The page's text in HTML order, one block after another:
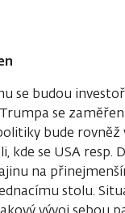
se budou
se
bude rovněž
kde se USA resp.
na
stolu.